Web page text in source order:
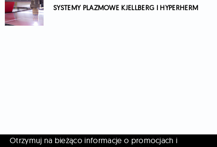
SYSTEMY PLAZMOWE KJELLBERG I HYPERHERM
Otrzymuj na bieżąco informacje o promocjach i